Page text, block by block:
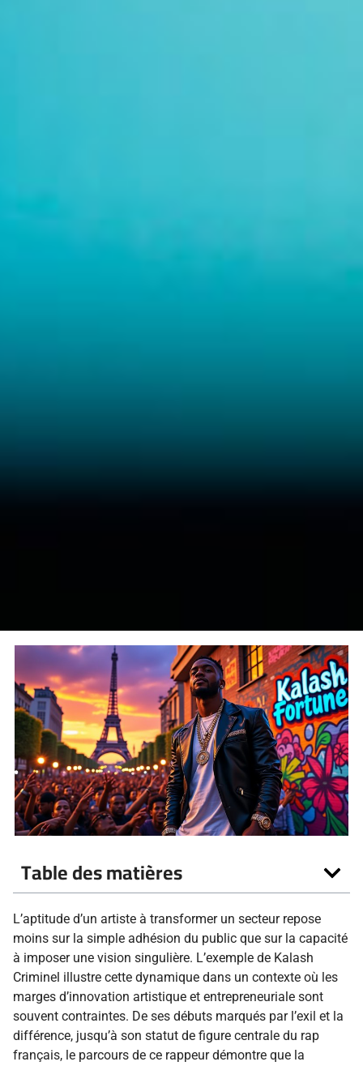
Table des matières
L’aptitude d’un artiste à transformer un secteur repose
moins sur la simple adhésion du public que sur la capacité
à imposer une vision singulière. L’exemple de Kalash
Criminel illustre cette dynamique dans un contexte où les
marges d’innovation artistique et entrepreneuriale sont
souvent contraintes. De ses débuts marqués par l’exil et la
différence, jusqu’à son statut de figure centrale du rap
français, le parcours de ce rappeur démontre que la